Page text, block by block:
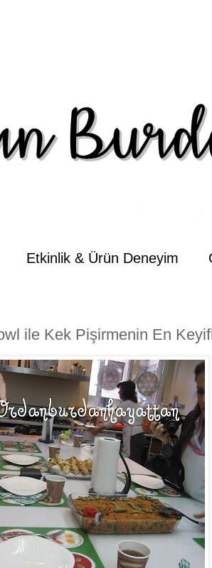
Etkinlik & Ürün Deneyim
ile Kek Pişirmenin En